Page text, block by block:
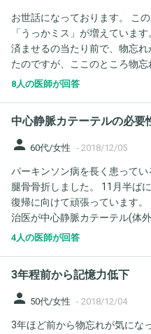
も覚えています。娘と一緒に
たり踊ったりしていますが、
をしてしまうことなどもなく
ても思い出せます。そういっ
でできないなどはありません。
違和感をもったり、娘の誕生日
生日なんだろうと思ってしま
も作れますが、合っているか
ます。いつか分からなくなる
は認知症でしょうか。とても毎
お世話になっております。 こ
「うっかミス」が増えていま
済ませるの当たり前で、物忘
たのですが、ここのところ物忘
年性認知症？更年期症状？とい
だと考えられますか？
8人の医師が回答
中心静脈カテーテルの必要
person 60代/女性 - 2018/12/05
パーキンソン病を長く患って
腿骨骨折しました。 11月半ば
復帰に向けて頑張っています。 その母に対し、リハビリ病院の主
治医が中心静脈カテーテル(体
く、と急かされています。 理由としては、 ・150センチ 30キロと
下障害もあり、今の病院ではソ
摂取量が少ないこと(3～4割と
いきなり低血糖で意識混濁し
4人の医師が回答
3年程前から記憶力低下
person 50代/女性 - 2018/12/04
3年ほど前から物忘れが気にな